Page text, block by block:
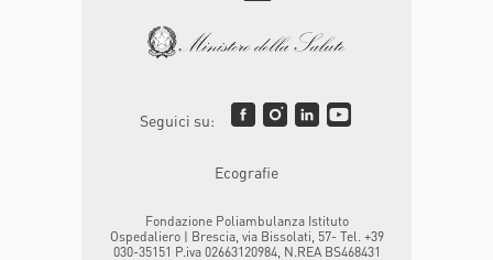
Seguici su:
Ecografie
Fondazione Poliambulanza Istituto
Ospedaliero | Brescia, via Bissolati, 57- Tel. +39
030-35151 P.iva 02663120984, N.REA BS468431